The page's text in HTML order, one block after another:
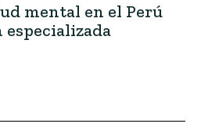
mental en el Perú
especializada